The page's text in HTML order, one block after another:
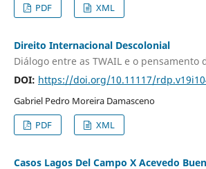
PDF
XML
Direito Internacional Descolonial
Diálogo entre as TWAIL e o pensamento
DOI: https://doi.org/10.11117/
Gabriel Pedro Moreira Damasceno
PDF
XML
Casos Lagos Del Campo X Acevedo